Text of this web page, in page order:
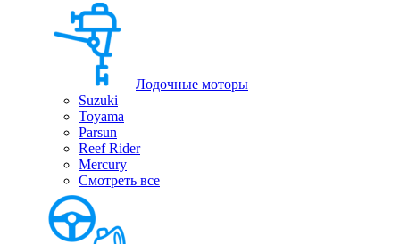
Лодочные моторы
Suzuki
Toyama
Parsun
Reef Rider
Mercury
Смотреть все